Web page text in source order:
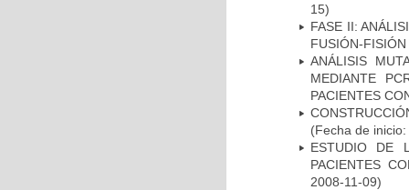
15)
FASE II:
FUSIÓN-
ANÁLISIS
MEDIANTE
PACIENTES
(Fecha de
ESTUDIO DE
PACIENTES
2008-11-09)